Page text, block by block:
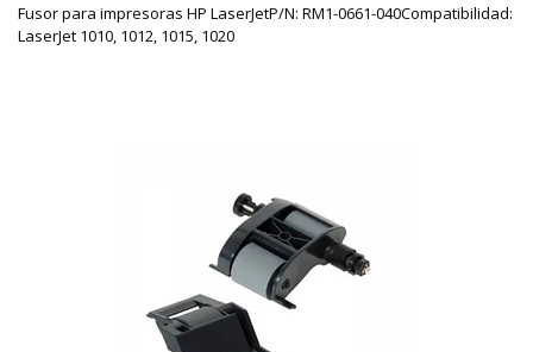
Fusor para impresoras HP LaserJetP/N: RM1-0661-040Compatibilidad:
LaserJet 1010, 1012, 1015, 1020